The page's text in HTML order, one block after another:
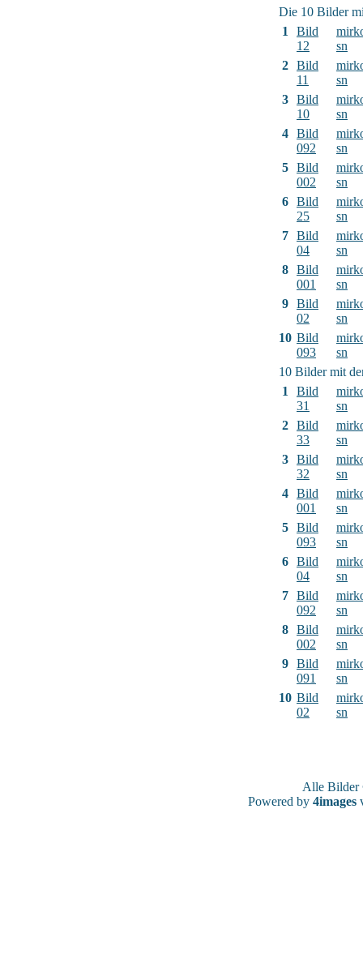
Die 10 Bilder
1
Bild
12
sn
2 Bild
11
sn
3 Bild
10
sn
4 Bild
092
sn
5 Bild
002
sn
6 Bild
25
sn
7 Bild
04
sn
8 Bild
001
sn
9 Bild
02
sn
10 Bild
093
sn
10 Bilder mit
1
Bild
31
sn
2 Bild
33
sn
3 Bild
32
sn
4 Bild
001
sn
5 Bild
093
sn
6 Bild
04
sn
7 Bild
092
sn
8 Bild
002
sn
9 Bild
091
sn
10 Bild
02
sn
Alle
Powered by 4images